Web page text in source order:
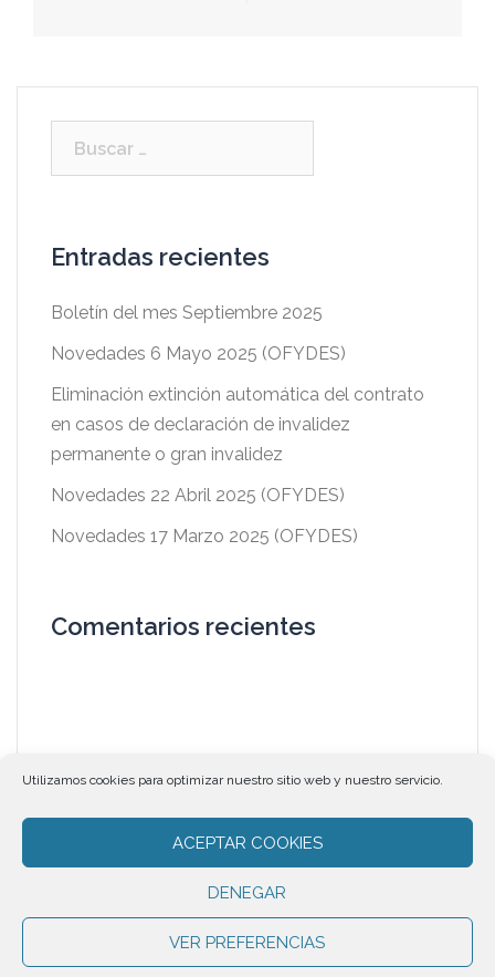
Utilizamos cookies para optimizar nuestro sitio web y nuestro servicio.
ACEPTAR COOKIES
DENEGAR
VER PREFERENCIAS
Entradas recientes
Boletín del mes Septiembre 2025
Novedades 6 Mayo 2025 (OFYDES)
Eliminación extinción automática del contrato
en casos de declaración de invalidez
permanente o gran invalidez
Novedades 22 Abril 2025 (OFYDES)
Novedades 17 Marzo 2025 (OFYDES)
Comentarios recientes
Política de privacidad |Política de cookies